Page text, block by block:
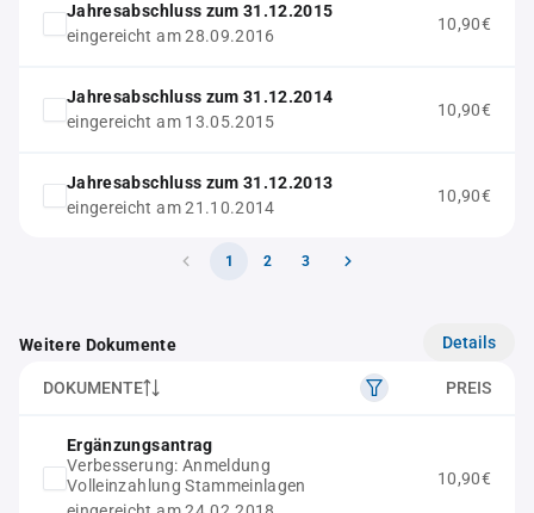
Jahresabschluss zum 31.12.2015
eingereicht am 28.09.2016
10,90€
Jahresabschluss zum 31.12.2014
eingereicht am 13.05.2015
10,90€
Jahresabschluss zum 31.12.2013
eingereicht am 21.10.2014
10,90€
1 2 3
Weitere Dokumente Details
DOKUMENTE PREIS
Ergänzungsantrag
Verbesserung: Anmeldung
Volleinzahlung Stammeinlagen
10,90€